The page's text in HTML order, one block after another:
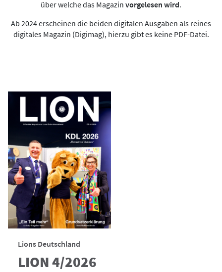
über welche das Magazin vorgelesen wird.
Ab 2024 erscheinen die beiden digitalen Ausgaben als reines
digitales Magazin (Digimag), hierzu gibt es keine PDF-Datei.
Lions Deutschland
LION 4/2026